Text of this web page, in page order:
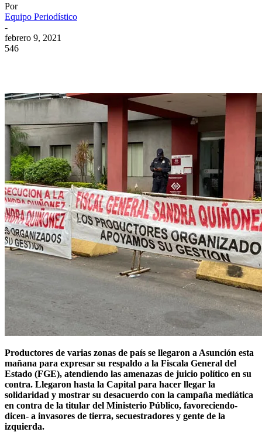
Por
Equipo Periodístico
-
febrero 9, 2021
546
Productores de varias zonas de país se llegaron a Asunción esta
mañana para expresar su respaldo a la Fiscala General del
Estado (FGE), atendiendo las amenazas de juicio político en su
contra. Llegaron hasta la Capital para hacer llegar la
solidaridad y mostrar su desacuerdo con la campaña mediática
en contra de la titular del Ministerio Público, favoreciendo-
dicen- a invasores de tierra, secuestradores y gente de la
izquierda.